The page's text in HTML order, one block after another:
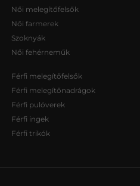
Női melegítőfelsők
Női farmerek
Szoknyák
Női fehérneműk
Férfi melegítőfelsők
Férfi melegítőnadrágok
Férfi pulóverek
Férfi ingek
Férfi trikók